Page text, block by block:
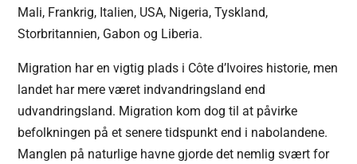
Mali, Frankrig, Italien, USA, Nigeria, Tyskland,
Storbritannien, Gabon og Liberia.
Migration har en vigtig plads i Côte d’Ivoires historie, men
landet har mere været indvandringsland end
udvandringsland. Migration kom dog til at påvirke
befolkningen på et senere tidspunkt end i nabolandene.
Manglen på naturlige havne gjorde det nemlig svært for